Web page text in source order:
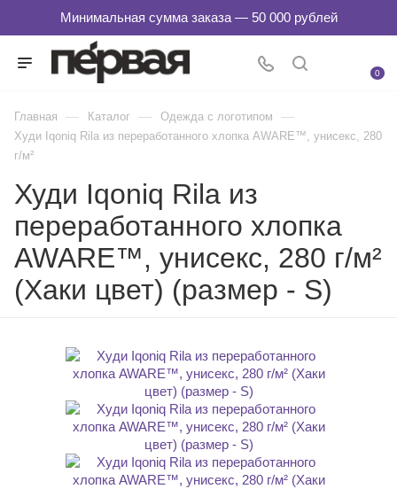
0
Главная — Каталог — Одежда с логотипом —
Худи Iqoniq Rila из переработанного хлопка AWARE™, унисекс, 280
г/м²
Худи Iqoniq Rila из
переработанного хлопка
AWARE™, унисекс, 280 г/м²
(Хаки цвет) (размер - S)